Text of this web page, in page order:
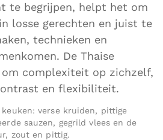
te begrijpen, helpt het om
losse gerechten en juist te
technieken en
De Thaise
complexiteit op zichzelf,
en flexibiliteit.
keuken: verse kruiden, pittige
sauzen, gegrild vlees en de
zout en pittig.